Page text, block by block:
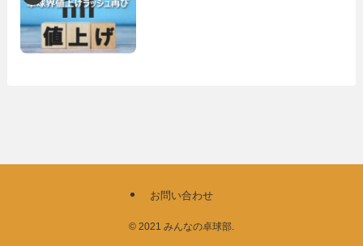
お問い合わせ
© 2021 みんなの卓球部.